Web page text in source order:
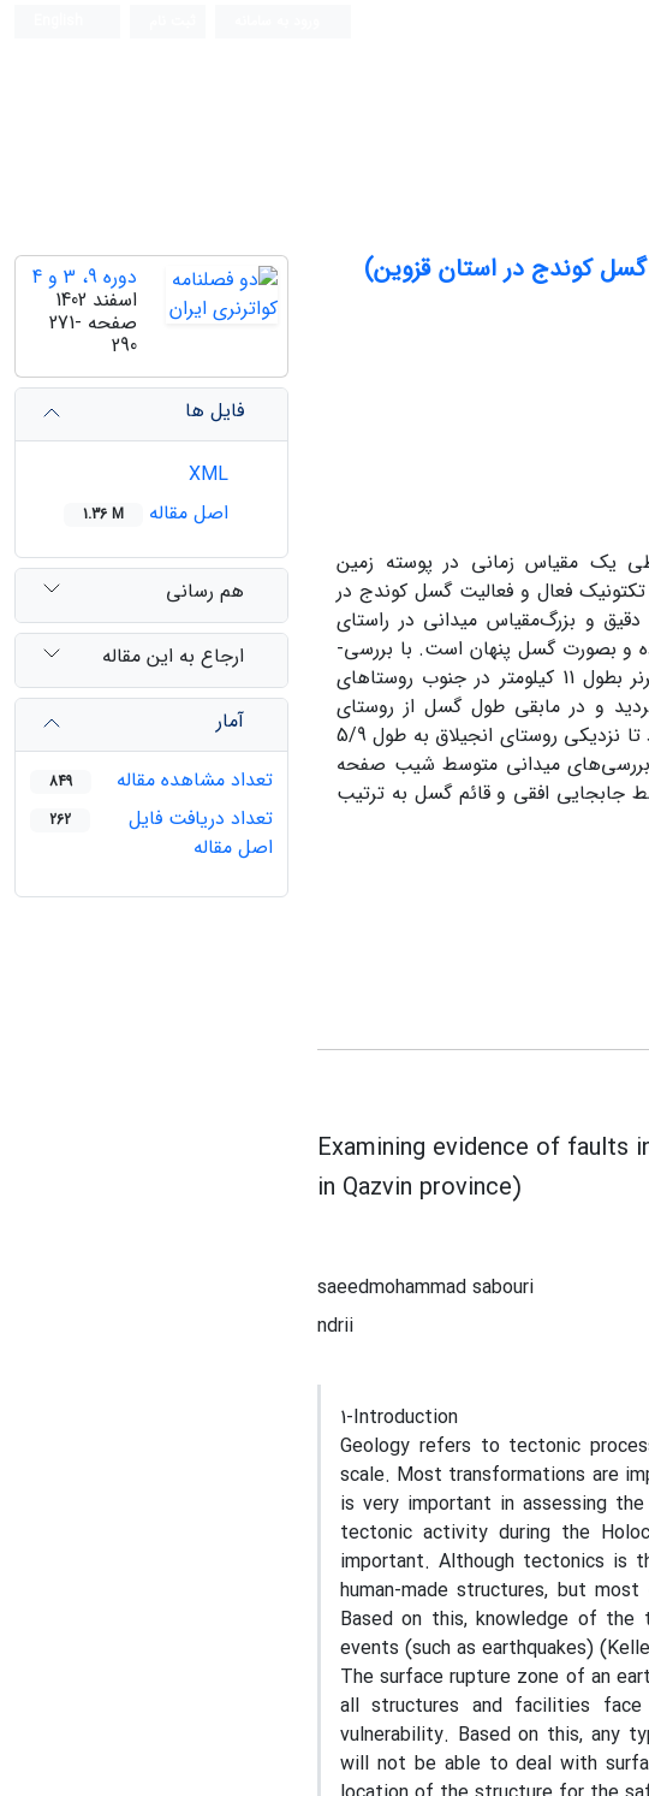
کوندج در استان قزوین)
یک مقیاس زمانی در پوسته زمین
فعال و فعالیت گسل کوندج در
و بزرگ‌مقیاس میدانی در راستای
بصورت گسل پنهان است. با بررسی-
های انجام شده در راستای گسل موقعیت گسل در آبرفت‌های کواترنر بطول 11 کیلومتر در جنوب روستاهای
و در مابقی طول گسل از روستای
دارالسرور به سمت شرق به طول 5/3 کیلومتر و از روستای خزین-آباد تا نزدیکی روستای انجیلاق به طول 5/9
بررسی‌های میدانی متوسط شیب صفحه
جابجایی افقی و قائم گسل به ‌ترتیب
Examining evidence of faults
in Qazvin province)
saeedmohammad sabouri
ndrii
1-Introduction
Geology refers to tectonic
scale. Most transformations are
is very important in assessing
tectonic activity during the
important. Although tectonics is
human-made structures, but
Based on this, knowledge of the
events (such as earthquakes)
The surface rupture zone of an
all structures and facilities
vulnerability. Based on this, any
will not be able to deal with
دوره 9، 3 و 4
اسفند 1402
صفحه 271-
290
فایل ها
اصل مقاله
1.36 M
هم رسانی
ارجاع به این مقاله
آمار
تعداد مشاهده مقاله
849
تعداد دریافت فایل
اصل مقاله
262